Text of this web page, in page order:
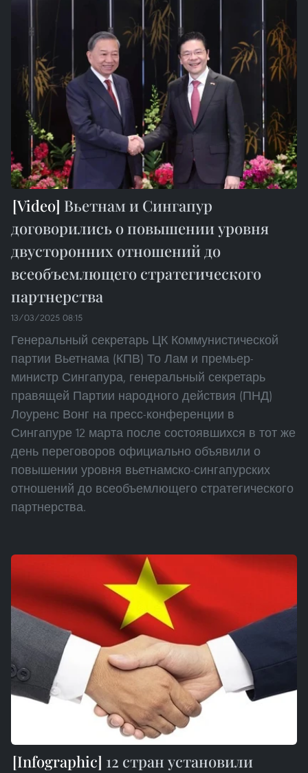
Вьетнам и Сингапур
договорились о повышении уровня
двусторонних отношений до
всеобъемлющего стратегического
партнерства
13/03/2025 08:15
Генеральный секретарь ЦК Коммунистической
партии Вьетнама (КПВ) То Лам и премьер-
министр Сингапура, генеральный секретарь
правящей Партии народного действия (ПНД)
Лоуренс Вонг на пресс-конференции в
Сингапуре 12 марта после состоявшихся в тот же
день переговоров официально объявили о
повышении уровня вьетнамско-сингапурских
отношений до всеобъемлющего стратегического
партнерства.
12 стран установили